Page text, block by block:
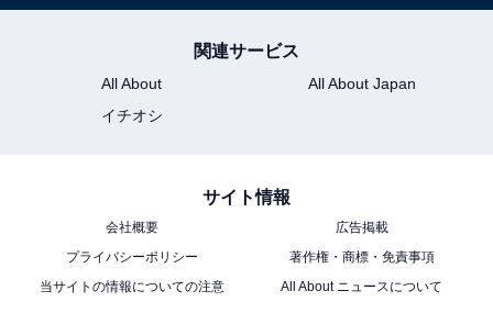
梅田さんはジョンが“最高の彼女”と呼ぶスーザンを都会
的な爽やかさで体現しつつ、チャーミングな俳優や凄腕
エージェントなどを手堅く演じ分けます。いっぽう草間
関連サービス
All About
All About Japan
イチオシ
サイト情報
会社概要
広告掲載
プライバシーポリシー
著作権・商標・免責事項
当サイトの情報についての注意
All About ニュースについて